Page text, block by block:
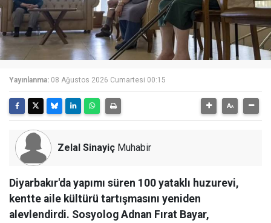
Yayınlanma: 08 Ağustos 2026 Cumartesi 00:15
Zelal Sinayiç Muhabir
Diyarbakır'da yapımı süren 100 yataklı huzurevi,
kentte aile kültürü tartışmasını yeniden
alevlendirdi. Sosyolog Adnan Fırat Bayar,